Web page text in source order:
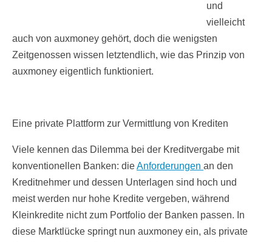
und
vielleicht
auch von auxmoney gehört, doch die wenigsten
Zeitgenossen wissen letztendlich, wie das Prinzip von
auxmoney eigentlich funktioniert.
Eine private Plattform zur Vermittlung von Krediten
Viele kennen das Dilemma bei der Kreditvergabe mit
konventionellen Banken: dieAnforderungen an den
Kreditnehmer und dessen Unterlagen sind hoch und
meist werden nur hohe Kredite vergeben, während
Kleinkredite nicht zum Portfolio der Banken passen. In
diese Marktlücke springt nun auxmoney ein, als private